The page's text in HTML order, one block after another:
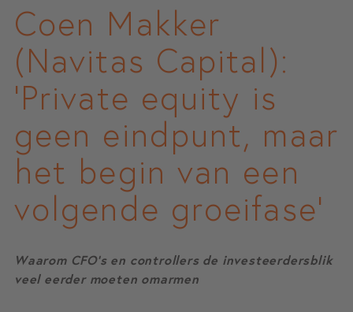
Coen Makker
(Navitas Capital):
‘Private equity is
geen eindpunt, maar
het begin van een
volgende groeifase’
Waarom CFO’s en controllers de investeerdersblik
veel eerder moeten omarmen